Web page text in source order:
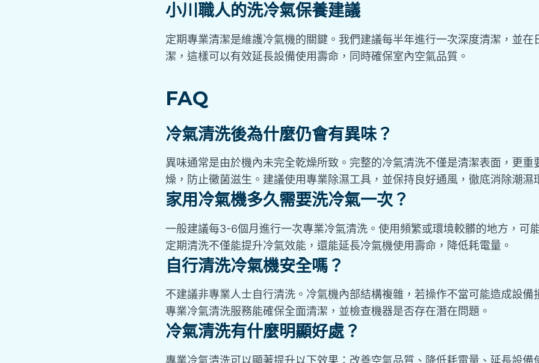
小川職人的洗冷氣保養建議
定期專業清潔是維護冷氣機的關鍵。我們建議每半年進行一次深度清潔，並在
潔，這樣可以有效延長設備使用壽命，同時確保室內空氣品質。
FAQ
冷氣清洗後為什麼仍會有異味？
異味通常是由於機內未完全乾燥所致。完整的冷氣清洗不僅是清潔表面，更重
燥，防止黴菌滋生。建議使用專業除濕工具，並保持良好通風，徹底消除潮濕
家用冷氣機多久需要洗冷氣一次？
一般建議每3-6個月進行一次專業冷氣清洗。使用頻繁或環境較髒的地方，可
定期清洗不僅能提升冷氣效能，還能延長冷氣機使用壽命，降低耗電量。
自行清洗冷氣機安全嗎？
不建議非專業人士自行清洗。冷氣機內部結構複雜，若操作不當可能造成設備
專業冷氣清洗服務能確保全面清潔，並檢查機器是否存在潛在問題。
冷氣清洗有什麼明顯好處？
專業冷氣清洗可以顯著提升以下效果：改善空氣品質、降低耗電量、延長設備